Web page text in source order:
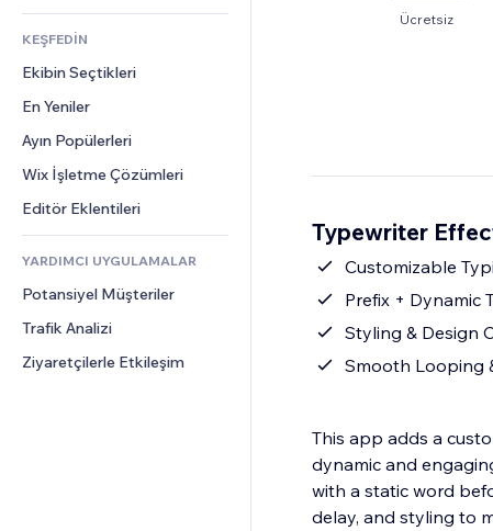
Site Listeleri
E-posta
Muhasebe
Kuponlar ve Müşteri Sadakati
Depolama Çözümleri
Emlak
Randevular
Podcast
Fotoğrafçılık
Video
PDF
Dosya Paylaşımı
Haberler
Gizlilik ve Güvenlik
Saat
Sayfa Şablonları
Görüntü Efektleri
Düğmeler ve Menüler
Afişler ve Rozetler
Hesap Makineleri
Arama
Hava Durumu
Grafik ve Tablolar
Formlar
Blog
Anketler
Sohbet
Yorumlar
Telefon
Topluluk
Değerlendirmeler ve Müşteri
KEŞFEDİN
Ekibin Seçtikleri
En Yeniler
Ayın Popülerleri
Wix İşletme Çözümleri
Editör Eklentileri
YARDIMCI UYGULAMALAR
Potansiyel Müşteriler
Trafik Analizi
Ziyaretçilerle Etkileşim
Ücretsiz
Typewriter
Customizable
Prefix + Dynamic
Styling & Design
Smooth Looping
This app adds a
dynamic and
with a static word
delay, and styling to